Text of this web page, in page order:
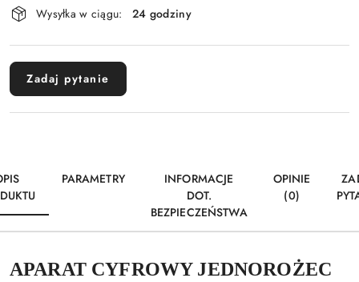
i
dostawa
Wysyłka w ciągu: 24 godziny
Zadaj pytanie
PARAMETRY
INFORMACJE
DOT.
BEZPIECZEŃSTWA
OPINIE
(0)
APARAT CYFROWY JEDNOROŻEC